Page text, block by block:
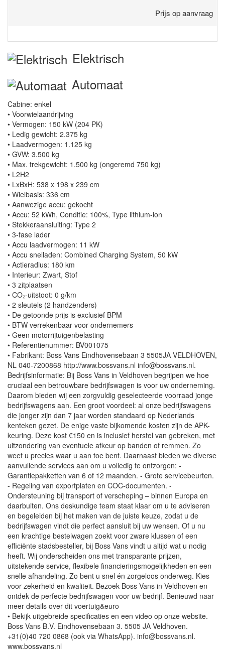
Prijs op aanvraag
Elektrisch
Automaat
Cabine: enkel
• Voorwielaandrijving
• Vermogen: 150 kW (204 PK)
• Ledig gewicht: 2.375 kg
• Laadvermogen: 1.125 kg
• GVW: 3.500 kg
• Max. trekgewicht: 1.500 kg (ongeremd 750 kg)
• L2H2
• LxBxH: 538 x 198 x 239 cm
• Wielbasis: 336 cm
• Aanwezige accu: gekocht
• Accu: 52 kWh, Conditie: 100%, Type lithium-ion
• Stekkeraansluiting: Type 2
• 3-fase lader
• Accu laadvermogen: 11 kW
• Accu snelladen: Combined Charging System, 50 kW
• Actieradius: 180 km
• Interieur: Zwart, Stof
• 3 zitplaatsen
• CO₂-uitstoot: 0 g/km
• 2 sleutels (2 handzenders)
• De getoonde prijs is exclusief BPM
• BTW verrekenbaar voor ondernemers
• Geen motorrijtuigenbelasting
• Referentienummer: BV001075
• Fabrikant: Boss Vans Eindhovensebaan 3 5505JA VELDHOVEN,
NL 040-7200868 http://www.bossvans.nl info@bossvans.nl.
Bedrijfsinformatie: Bij Boss Vans in Veldhoven begrijpen we hoe
cruciaal een betrouwbare bedrijfswagen is voor uw onderneming.
Daarom bieden wij een zorgvuldig geselecteerde voorraad jonge
bedrijfswagens aan. Een groot voordeel: al onze bedrijfswagens
die jonger zijn dan 7 jaar worden standaard op Nederlands
kenteken gezet. De enige vaste bijkomende kosten zijn de APK-
keuring. Deze kost €150 en is inclusief herstel van gebreken, met
uitzondering van eventuele afkeur op banden of remmen. Zo
weet u precies waar u aan toe bent. Daarnaast bieden we diverse
aanvullende services aan om u volledig te ontzorgen: -
Garantiepakketten van 6 of 12 maanden. - Grote servicebeurten.
- Regeling van exportplaten en COC-documenten. -
Ondersteuning bij transport of verscheping – binnen Europa en
daarbuiten. Ons deskundige team staat klaar om u te adviseren
en begeleiden bij het maken van de juiste keuze, zodat u de
bedrijfswagen vindt die perfect aansluit bij uw wensen. Of u nu
een krachtige bestelwagen zoekt voor zware klussen of een
efficiënte stadsbesteller, bij Boss Vans vindt u altijd wat u nodig
heeft. Wij onderscheiden ons met transparante prijzen,
uitstekende service, flexibele financieringsmogelijkheden en een
snelle afhandeling. Zo bent u snel én zorgeloos onderweg. Kies
voor zekerheid en kwaliteit. Bezoek Boss Vans in Veldhoven en
ontdek de perfecte bedrijfswagen voor uw bedrijf. Benieuwd naar
meer details over dit voertuig&euro
• Bekijk uitgebreide specificaties en een video op onze website.
Boss Vans B.V. Eindhovensebaan 3. 5505 JA Veldhoven.
+31(0)40 720 0868 (ook via WhatsApp). info@bossvans.nl.
www.bossvans.nl